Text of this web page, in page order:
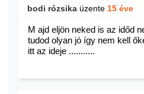
bodi rózsika üzente 15 éve
M ajd eljön neked is az időd
tudod olyan jó így nem kell
itt az ideje ...........